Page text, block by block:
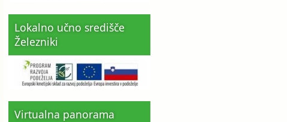
Lokalno učno središče
Železniki
Virtualna panorama